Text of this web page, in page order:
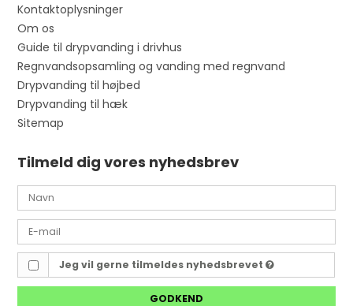
Kontaktoplysninger
Om os
Guide til drypvanding i drivhus
Regnvandsopsamling og vanding med regnvand
Drypvanding til højbed
Drypvanding til hæk
Sitemap
Tilmeld dig vores nyhedsbrev
Jeg vil gerne tilmeldes nyhedsbrevet
GODKEND